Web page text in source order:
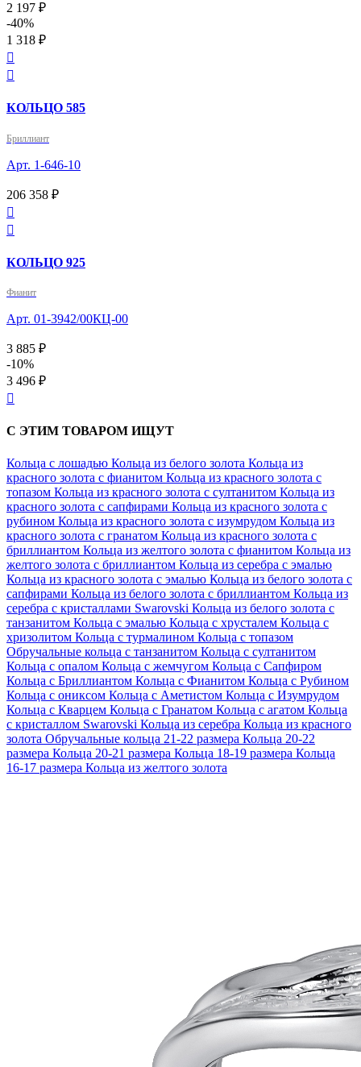
2 197 ₽
-40%
1 318 ₽


КОЛЬЦО 585
Бриллиант
Арт. 1-646-10
206 358 ₽


КОЛЬЦО 925
Фианит
Арт. 01-3942/00КЦ-00
3 885 ₽
-10%
3 496 ₽

С ЭТИМ ТОВАРОМ ИЩУТ
Кольца с лошадью Кольца из белого золота Кольца из
красного золота с фианитом Кольца из красного золота с
топазом Кольца из красного золота с султанитом Кольца из
красного золота с сапфирами Кольца из красного золота с
рубином Кольца из красного золота с изумрудом Кольца из
красного золота с гранатом Кольца из красного золота с
бриллиантом Кольца из желтого золота с фианитом Кольца из
желтого золота с бриллиантом Кольца из серебра с эмалью
Кольца из красного золота с эмалью Кольца из белого золота с
сапфирами Кольца из белого золота с бриллиантом Кольца из
серебра с кристаллами Swarovski Кольца из белого золота с
танзанитом Кольца с эмалью Кольца с хрусталем Кольца с
хризолитом Кольца с турмалином Кольца с топазом
Обручальные кольца с танзанитом Кольца с султанитом
Кольца с опалом Кольца с жемчугом Кольца с Сапфиром
Кольца с Бриллиантом Кольца с Фианитом Кольца с Рубином
Кольца с ониксом Кольца с Аметистом Кольца с Изумрудом
Кольца с Кварцем Кольца с Гранатом Кольца с агатом Кольца
с кристаллом Swarovski Кольца из серебра Кольца из красного
золота Обручальные кольца 21-22 размера Кольца 20-22
размера Кольца 20-21 размера Кольца 18-19 размера Кольца
16-17 размера Кольца из желтого золота